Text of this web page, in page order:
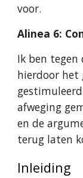
voor.
Alinea 6:
Ik ben
hierdoor het
afweging
en de
terug laten
Inleiding